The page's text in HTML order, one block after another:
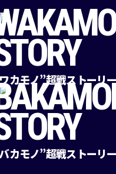
カモノ”超戦ストーリ
カモノ”超戦ストーリ